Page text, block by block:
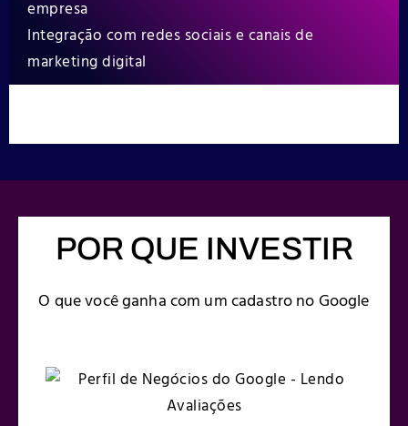
empresa
Integração com redes sociais e canais de
marketing digital
POR QUE INVESTIR
O que você ganha com um cadastro no Google